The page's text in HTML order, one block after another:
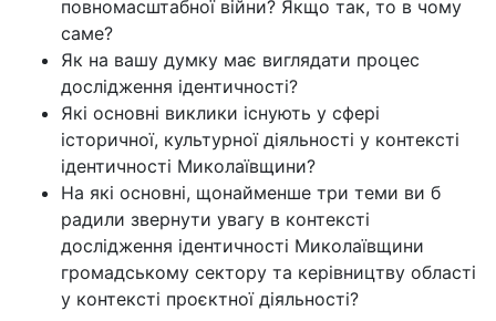
повномасштабної війни? Якщо так, то в чому
саме?
Як на вашу думку має виглядати процес
дослідження ідентичності?
Які основні виклики існують у сфері
історичної, культурної діяльності у контексті
ідентичності Миколаївщини?
На які основні, щонайменше три теми ви б
радили звернути увагу в контексті
дослідження ідентичності Миколаївщини
громадському сектору та керівництву області
у контексті проєктної діяльності?